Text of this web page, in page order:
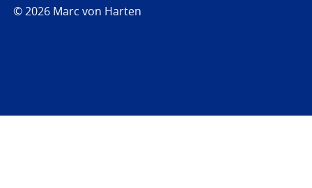
© 2026 Marc von Harten